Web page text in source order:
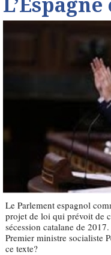
Le Parlement espagnol
projet de loi qui prévoit de
sécession catalane de
Premier ministre socialiste
ce texte?